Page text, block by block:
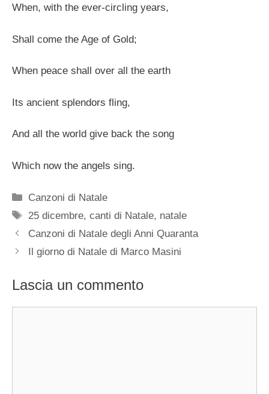
When, with the ever-circling years,
Shall come the Age of Gold;
When peace shall over all the earth
Its ancient splendors fling,
And all the world give back the song
Which now the angels sing.
Categorie
Canzoni di Natale
Tag
25 dicembre,canti di Natale, natale
Canzoni di Natale degli Anni Quaranta
Il giorno di Natale di Marco Masini
Lascia un commento